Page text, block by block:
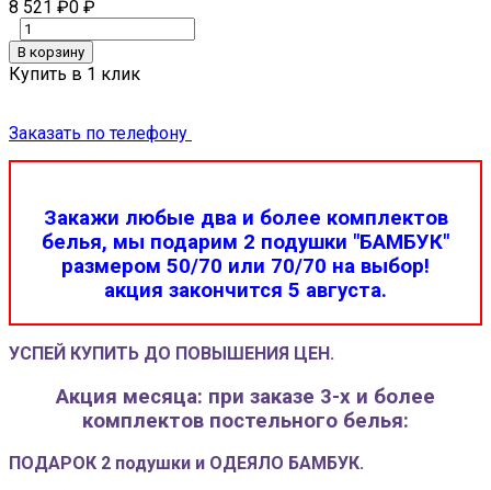
8 521 ₽0 ₽
В корзину
Купить в 1 клик
Заказать по телефону
Закажи любые два и более комплектов
белья, мы подарим 2 подушки "БАМБУК"
размером 50/70 или 70/70 на выбор!
акция закончится 5 августа.
УСПЕЙ КУПИТЬ ДО ПОВЫШЕНИЯ ЦЕН.
Акция месяца: при заказе 3-х и более
комплектов постельного белья:
ПОДАРОК 2 подушки и ОДЕЯЛО БАМБУК.